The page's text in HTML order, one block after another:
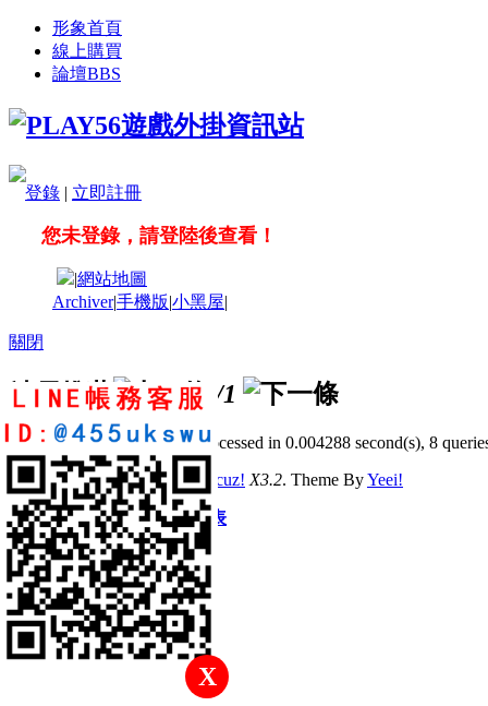
形象首頁
線上購買
論壇BBS
登錄 | 立即註冊
您未登錄，請登陸後查看！
X
|網站地圖
Archiver|手機版|小黑屋|
關閉
站長推薦 /1
GMT+8, 2026-8-9 22:38, Processed in 0.004288 second(s), 8
© 2001-2011 Powered byDiscuz! X3.2. Theme ByYeei!
快速回復 返回頂部 返回列表